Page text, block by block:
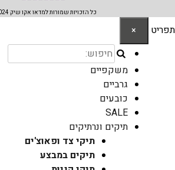
כל הזכויות שמורות למדאו אקו שיק 2024 ©
תפריט ×
משקפיים
גרביים
כובעים
SALE
תיקים ונרתיקים
תיקי צד ופאוצ'ים
תיקים במבצע